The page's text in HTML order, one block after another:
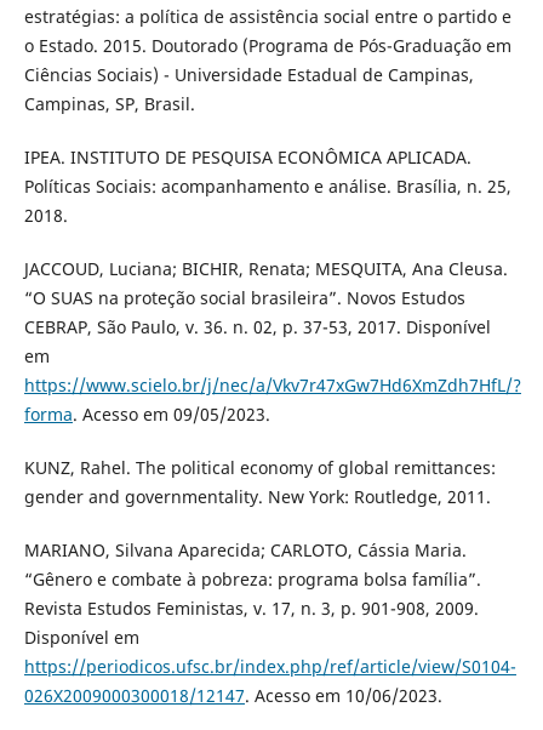
estratégias: a política de assistência social entre o partido e
o Estado. 2015. Doutorado (Programa de Pós-Graduação em
Ciências Sociais) - Universidade Estadual de Campinas,
Campinas, SP, Brasil.
IPEA. INSTITUTO DE PESQUISA ECONÔMICA APLICADA.
Políticas Sociais: acompanhamento e análise. Brasília, n. 25,
2018.
JACCOUD, Luciana; BICHIR, Renata; MESQUITA, Ana Cleusa.
“O SUAS na proteção social brasileira”. Novos Estudos
CEBRAP, São Paulo, v. 36. n. 02, p. 37-53, 2017. Disponível
em
https://www.scielo.br/j/nec/a/Vkv7r47xGw7Hd6XmZdh7HfL/?
forma. Acesso em 09/05/2023.
KUNZ, Rahel. The political economy of global remittances:
gender and governmentality. New York: Routledge, 2011.
MARIANO, Silvana Aparecida; CARLOTO, Cássia Maria.
“Gênero e combate à pobreza: programa bolsa família”.
Revista Estudos Feministas, v. 17, n. 3, p. 901-908, 2009.
Disponível em
https://periodicos.ufsc.br/index.php/ref/article/view/S0104-
026X2009000300018/12147. Acesso em 10/06/2023.